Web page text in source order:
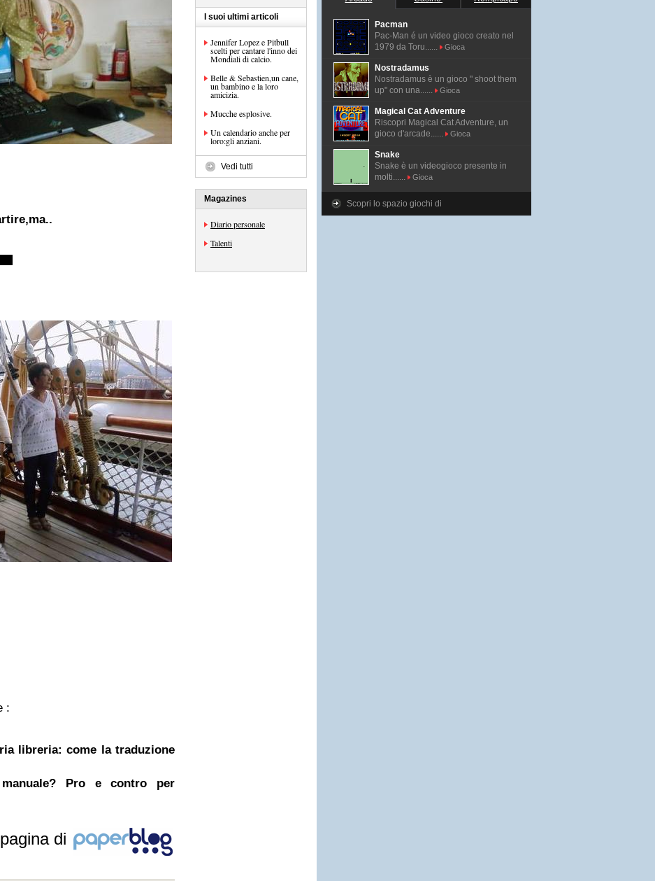
:
libreria: come la traduzione
Pro e contro per
di
I suoi ultimi articoli
Jennifer Lopez e Pitbull
scelti per cantare l'inno dei
Mondiali di calcio.
Belle & Sebastien,un cane,
un bambino e la loro
amicizia.
Mucche esplosive.
Un calendario anche per
loro:gli anziani.
Vedi tutti
Magazines
Diario personale
Talenti
Pacman
Pac-Man é un video gioco creato nel
1979 da Toru......
Gioca
Nostradamus
Nostradamus è un gioco " shoot them
up" con una......
Gioca
Magical Cat Adventure
Riscopri Magical Cat Adventure, un
gioco d'arcade......
Gioca
Snake
Snake è un videogioco presente in
molti......
Gioca
Scopri lo spazio giochi di